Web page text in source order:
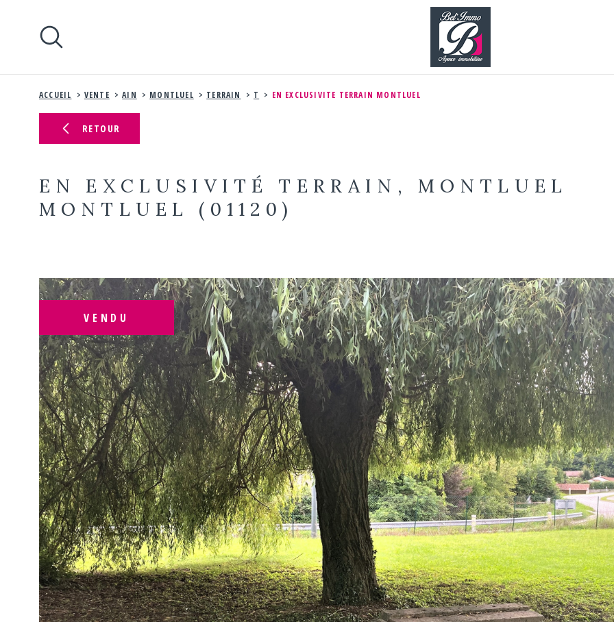
contenu
ACCUEIL VENTE AIN MONTLUEL TERRAIN T EN EXCLUSIVITE TERRAIN MONTLUEL
RETOUR
EN EXCLUSIVITÉ TERRAIN, MONTLUEL
MONTLUEL (01120)
VENDU